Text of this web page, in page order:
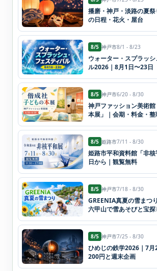
播磨・神戸・淡路の夏
の日程・花火・屋台
8/5 神戸市8/1 - 8/23
ウォーター・スプラッ
ル2026｜8月1日〜23日
8/5 神戸市6/20 - 8/30
神戸ファッション美術
本展」｜会期・料金・
8/5 姫路市7/11 - 8/30
姫路市平和資料館「非
日から｜観覧無料
8/5 神戸市7/18 - 8/30
GREENIA真夏の雪まつ
六甲山で雪あそびと宝探
8/5 神戸市7/25 - 8/30
ひめじの鉄学2026｜7
200円と週末企画